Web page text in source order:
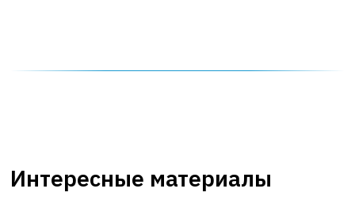
Интересные материалы